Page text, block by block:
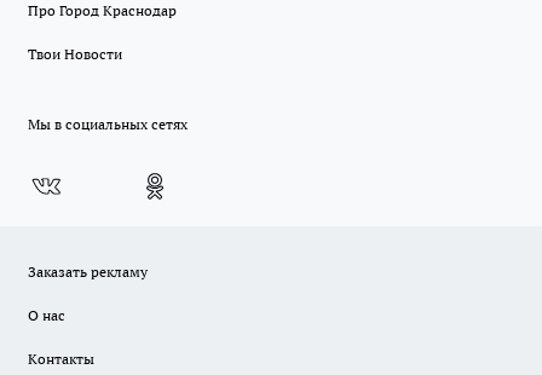
Про Город Краснодар
Твои Новости
Мы в социальных сетях
Заказать рекламу
О нас
Контакты